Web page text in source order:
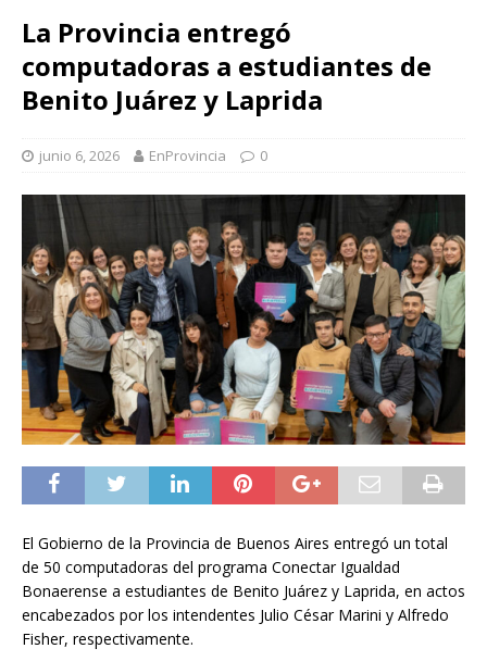
La Provincia entregó
computadoras a estudiantes de
Benito Juárez y Laprida
junio 6, 2026 EnProvincia 0
El Gobierno de la Provincia de Buenos Aires entregó un total
de 50 computadoras del programa Conectar Igualdad
Bonaerense a estudiantes de Benito Juárez y Laprida, en actos
encabezados por los intendentes Julio César Marini y Alfredo
Fisher, respectivamente.